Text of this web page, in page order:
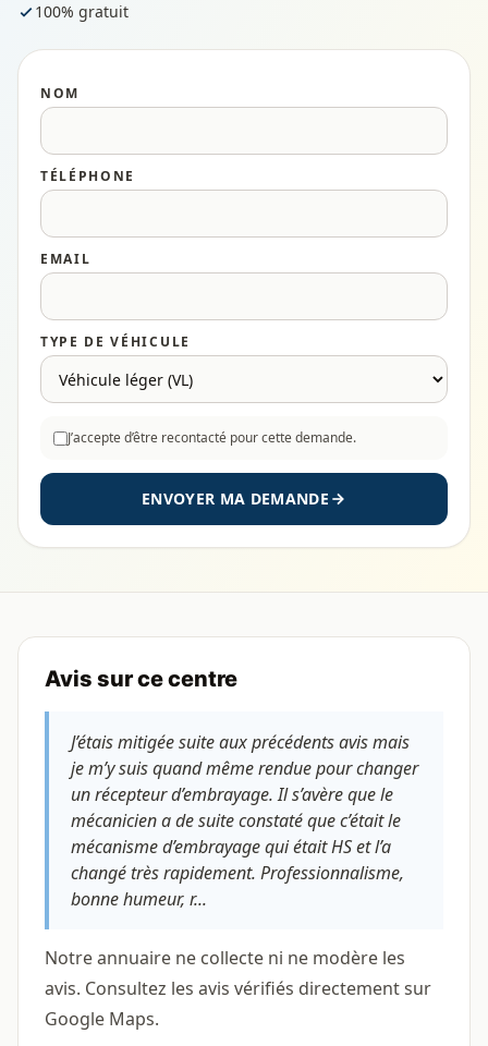
100% gratuit
NOM
TÉLÉPHONE
EMAIL
TYPE DE VÉHICULE
J’accepte d’être recontacté pour cette demande.
ENVOYER MA DEMANDE
Avis sur ce centre
J’étais mitigée suite aux précédents avis mais
je m’y suis quand même rendue pour changer
un récepteur d’embrayage. Il s’avère que le
mécanicien a de suite constaté que c’était le
mécanisme d’embrayage qui était HS et l’a
changé très rapidement. Professionnalisme,
bonne humeur, r...
Notre annuaire ne collecte ni ne modère les
avis. Consultez les avis vérifiés directement sur
Google Maps.